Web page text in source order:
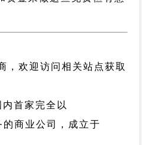
，欢迎访问相关站点获取
首家完全以
商业公司，成立于